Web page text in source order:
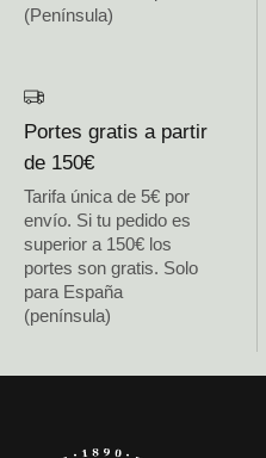
(Península)
Portes gratis a partir
de 150€
Tarifa única de 5€ por
envío. Si tu pedido es
superior a 150€ los
portes son gratis. Solo
para España
(península)